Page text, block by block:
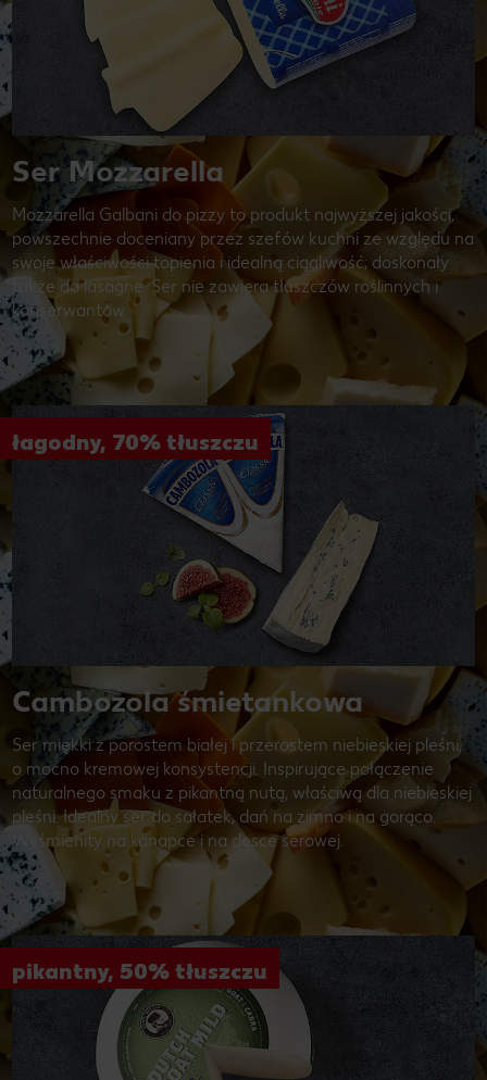
Ser Mozzarella
Mozzarella Galbani do pizzy to produkt najwyższej jakości,
powszechnie doceniany przez szefów kuchni ze względu na
swoje właściwości topienia i idealną ciągliwość; doskonały
także do lasagne. Ser nie zawiera tłuszczów roślinnych i
konserwantów.
łagodny, 70% tłuszczu
Cambozola śmietankowa
Ser miękki z porostem białej i przerostem niebieskiej pleśni,
o mocno kremowej konsystencji. Inspirujące połączenie
naturalnego smaku z pikantną nutą, właściwą dla niebieskiej
pleśni. Idealny ser do sałatek, dań na zimno i na gorąco.
Wyśmienity na kanapce i na desce serowej.
pikantny, 50% tłuszczu